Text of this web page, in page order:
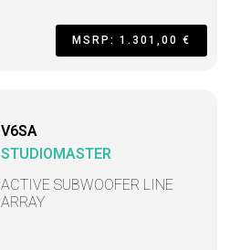
MSRP: 1.301,00 €
V6SA
STUDIOMASTER
ACTIVE SUBWOOFER LINE
ARRAY